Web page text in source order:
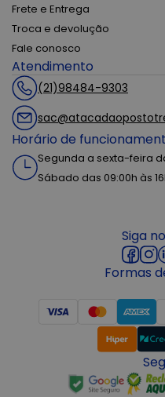
Frete e Entrega
Troca e devolução
Fale conosco
Atendimento
(21)98484-9303
Horário de
Segunda a sexta-feira
Sábado das 09:00h às
Siga
Formas